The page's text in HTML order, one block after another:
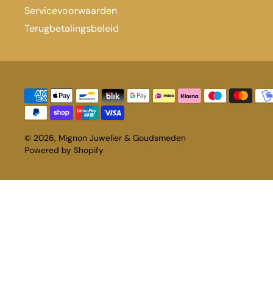
Servicevoorwaarden
Terugbetalingsbeleid
© 2026, Mignon Juwelier & Goudsmeden
Powered by Shopify